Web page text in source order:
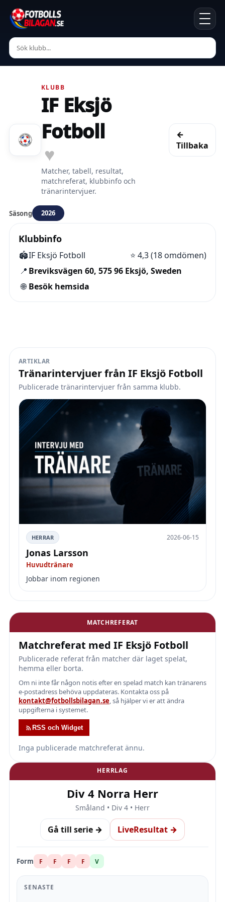
KLUBB
IF Eksjö
Fotboll
♥
Matcher, tabell, resultat,
matchreferat, klubbinfo och
tränarintervjuer.
←
Tillbaka
Säsong 2026
Klubbinfo
🏟️IF Eksjö Fotboll ⭐ 4,3 (18 omdömen)
📍 Breviksvägen 60, 575 96 Eksjö, Sweden
🌐 Besök hemsida
ARTIKLAR
Tränarintervjuer från IF Eksjö Fotboll
Publicerade tränarintervjuer från samma klubb.
HERRAR 2026-06-15
Jonas Larsson
Huvudtränare
Jobbar inom regionen
MATCHREFERAT
Matchreferat med IF Eksjö Fotboll
Publicerade referat från matcher där laget spelat,
hemma eller borta.
Om ni inte får någon notis efter en spelad match kan tränarens
e-postadress behöva uppdateras. Kontakta oss på
kontakt@fotbollsbilagan.se, så hjälper vi er att ändra
uppgifterna i systemet.
RSS och Widget
Inga publicerade matchreferat ännu.
HERRLAG
Div 4 Norra Herr
Småland • Div 4 • Herr
Gå till serie → LiveResultat →
Form F F F F V
SENASTE